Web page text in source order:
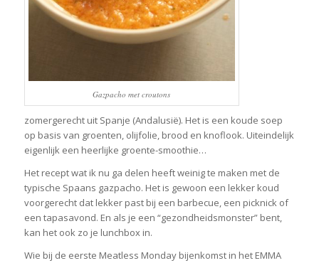
Gazpacho met croutons
zomergerecht uit Spanje (Andalusië). Het is een koude soep
op basis van groenten, olijfolie, brood en knoflook. Uiteindelijk
eigenlijk een heerlijke groente-smoothie…
Het recept wat ik nu ga delen heeft weinig te maken met de
typische Spaans gazpacho. Het is gewoon een lekker koud
voorgerecht dat lekker past bij een barbecue, een picknick of
een tapasavond. En als je een “gezondheidsmonster” bent,
kan het ook zo je lunchbox in.
Wie bij de eerste Meatless Monday bijenkomst in het EMMA